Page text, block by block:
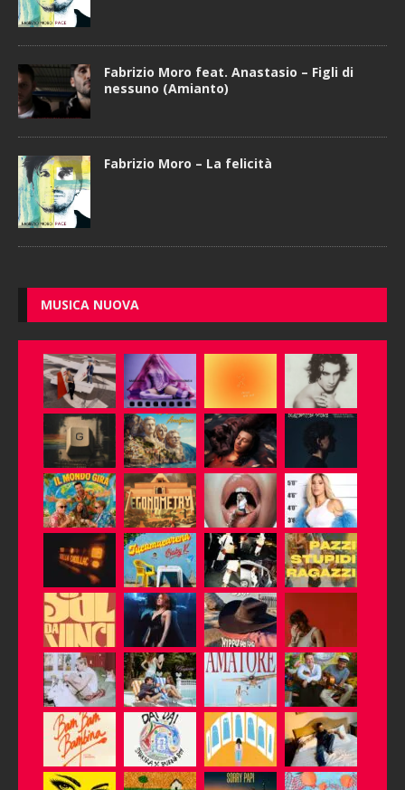
Fabrizio Moro feat. Anastasio – Figli di
nessuno (Amianto)
Fabrizio Moro – La felicità
MUSICA NUOVA